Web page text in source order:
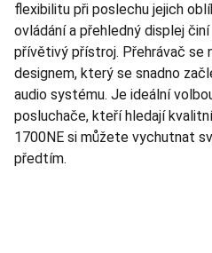
flexibilitu při poslechu jejich
ovládání a přehledný displej
přívětivý přístroj. Přehrávač se
designem, který se snadno
audio systému. Je ideální
posluchače, kteří hledají
1700NE si můžete vychutnat
předtím.